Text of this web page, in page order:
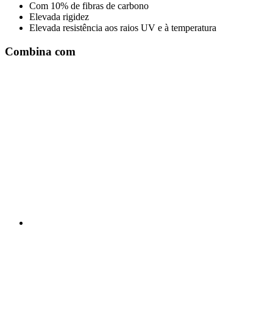
Com 10% de fibras de carbono
Elevada rigidez
Elevada resistência aos raios UV e à temperatura
Combina com